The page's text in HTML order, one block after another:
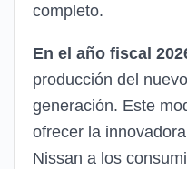
completo.
En el año fiscal
producción del
generación. Este
ofrecer la
Nissan a los